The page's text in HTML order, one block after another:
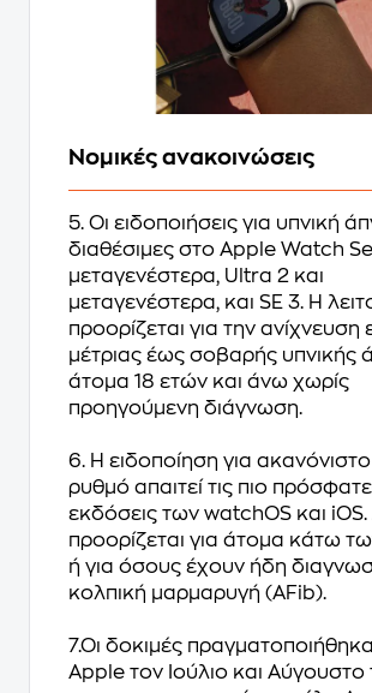
Νομικές ανακοινώσεις
5. Οι ειδοποιήσεις για υπνική
διαθέσιμες στο Apple Watch
μεταγενέστερα, Ultra 2 και
μεταγενέστερα, και SE 3. Η
προορίζεται για την ανίχνευση
μέτριας έως σοβαρής υπνικής
άτομα 18 ετών και άνω χωρίς
προηγούμενη διάγνωση.
6. Η ειδοποίηση για
ρυθμό απαιτεί τις πιο
εκδόσεις των watchOS και iOS.
προορίζεται για άτομα κάτω
ή για όσους έχουν ήδη
κολπική μαρμαρυγή (AFib).
7.Οι δοκιμές
Apple τον Ιούλιο και